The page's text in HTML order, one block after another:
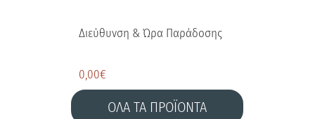
Διεύθυνση & Ώρα Παράδοσης
0,00€
ΟΛΑ ΤΑ ΠΡΟΪΟΝΤΑ